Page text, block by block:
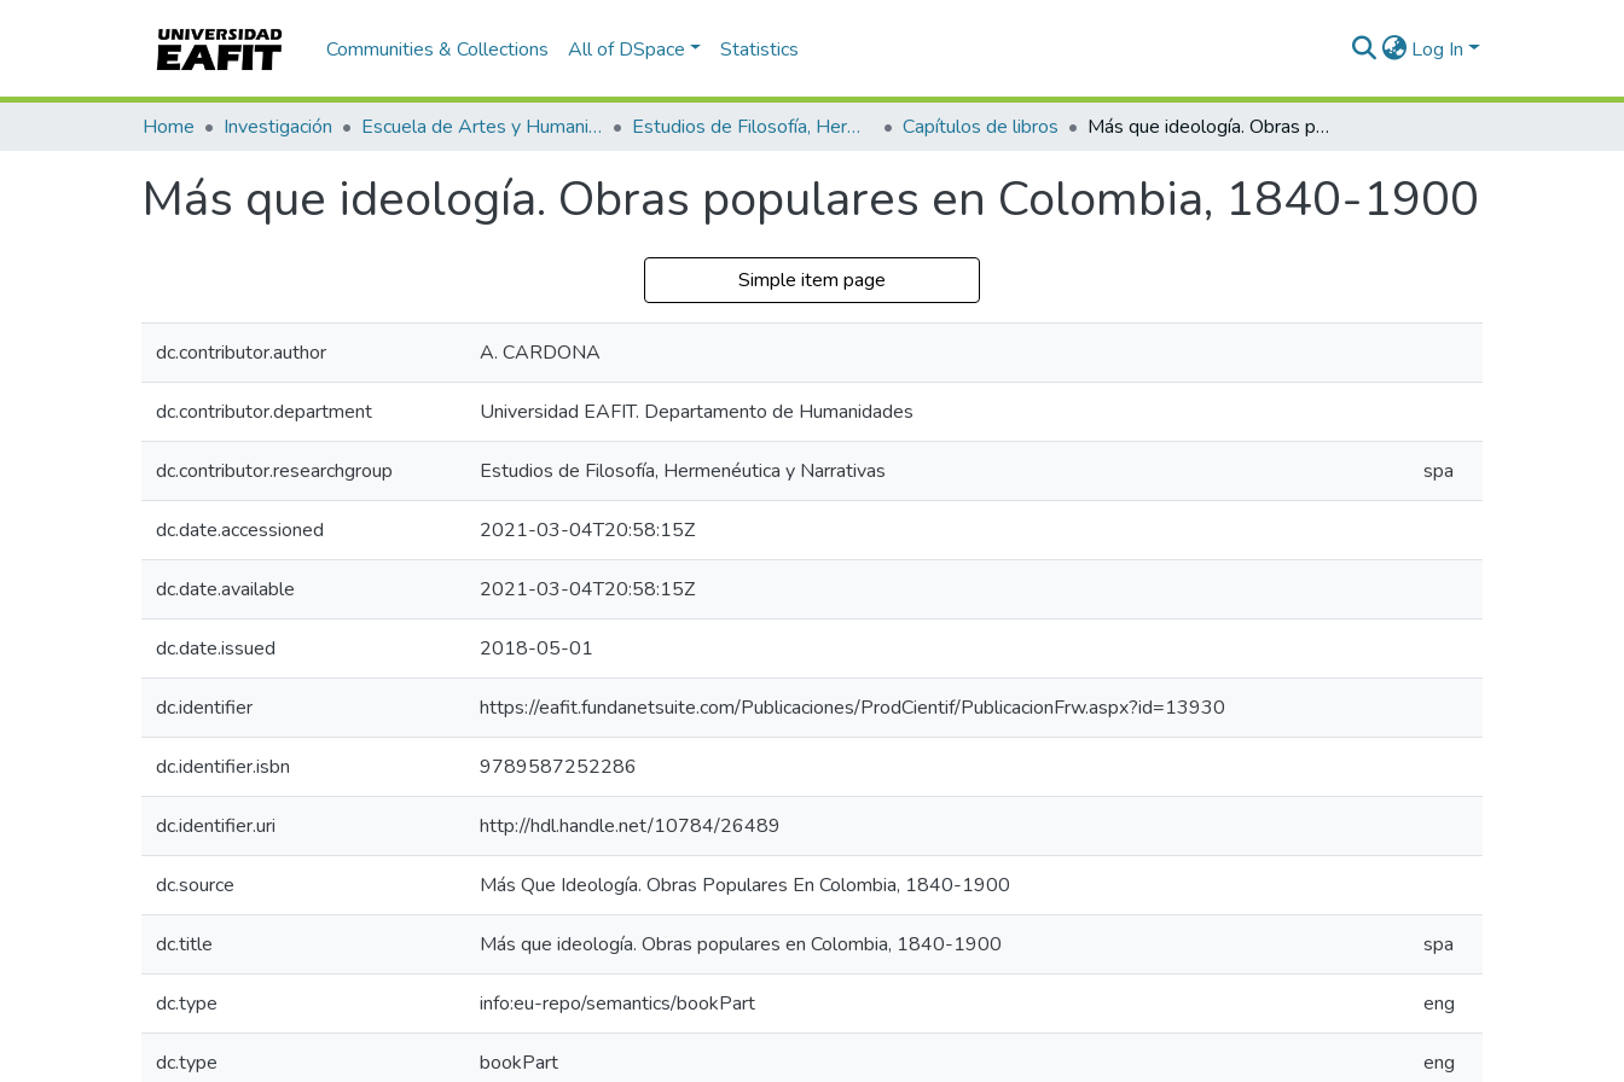
Communities & Collections All of DSpace Statistics Log In
Home Investigación Escuela de Artes y Humanidades Estudios de Filosofía, Hermenéutica y Narrativas Capítulos de libros Más que ideología. Obras populares en Colombia, 1840-1900
Más que ideología. Obras populares en Colombia, 1840-1900
Simple item page
dc.contributor.author A. CARDONA
dc.contributor.department Universidad EAFIT. Departamento de Humanidades
dc.contributor.researchgroup Estudios de Filosofía, Hermenéutica y Narrativas spa
dc.date.accessioned 2021-03-04T20:58:15Z
dc.date.available 2021-03-04T20:58:15Z
dc.date.issued 2018-05-01
dc.identifier https://eafit.fundanetsuite.com/Publicaciones/ProdCientif/PublicacionFrw.aspx?id=13930
dc.identifier.isbn 9789587252286
dc.identifier.uri http://hdl.handle.net/10784/26489
dc.source Más Que Ideología. Obras Populares En Colombia, 1840-1900
dc.title Más que ideología. Obras populares en Colombia, 1840-1900 spa
dc.type info:eu-repo/semantics/bookPart eng
dc.type bookPart eng